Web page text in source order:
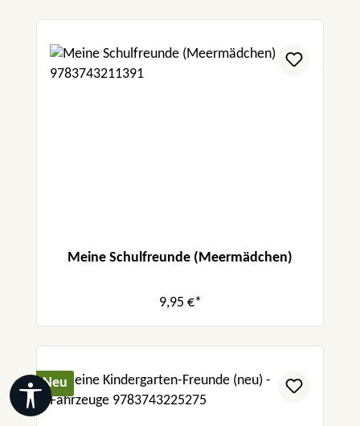
Meine Schulfreunde (Meermädchen)
9,95 €*
Neu
Werkzeugleiste anzeigen